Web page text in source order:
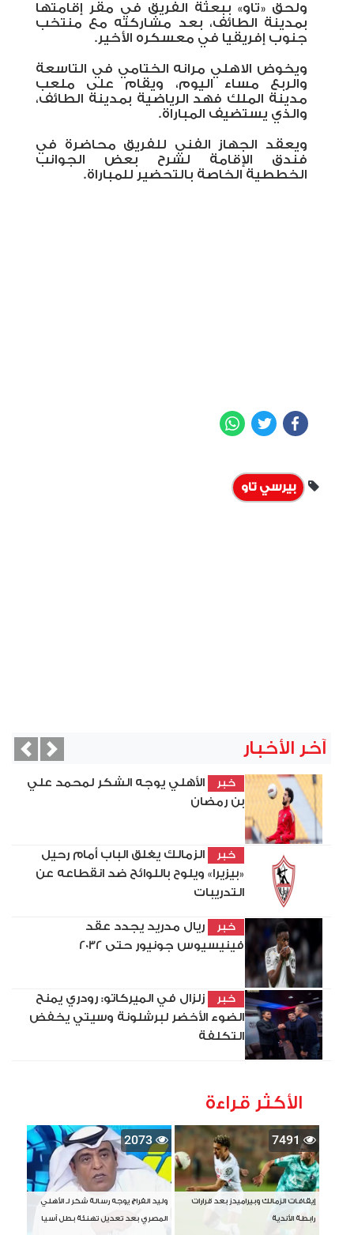
ولحق «تاو» ببعثة الفريق في مقر إقامتها
بمدينة الطائف، بعد مشاركته مع منتخب
جنوب إفريقيا في معسكره الأخير.
ويخوض الاهلي مرانه الختامي في التاسعة
والربع مساء اليوم، ويقام على ملعب
مدينة الملك فهد الرياضية بمدينة الطائف،
والذي يستضيف المباراة.
ويعقد الجهاز الفني للفريق محاضرة في
فندق الإقامة لشرح بعض الجوانب
الخططية الخاصة بالتحضير للمباراة.
Facebook
Twitter
بيرسي تاو
آخر الأخبار
خبر
الأهلي يوجه الشكر لمحمد علي
بن رمضان
خبر
الزمالك يغلق الباب أمام رحيل
«بيزيرا» ويلوح باللوائح ضد انقطاعه عن
التدريبات
خبر
ريال مدريد يجدد عقد
فينيسيوس جونيور حتى 2032
خبر
زلزال في الميركاتو: رودري يمنح
الضوء الأخضر لبرشلونة وسيتي يخفض
التكلفة
Next
الأكثر قراءة
7491
إيقافات الزمالك وبيراميدز بعد قرارات
رابطة الأندية
2073
وليد الفراج يوجه رسالة شكر لـ الأهلي
المصري بعد تعديل تهنئة بطل آسيا